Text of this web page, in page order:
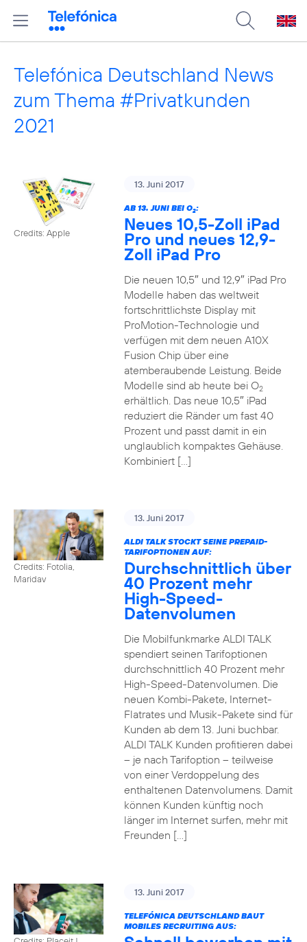
Telefónica Deutschland News
zum Thema #Privatkunden
2021
Credits: Apple
13. Juni 2017
AB 13. JUNI BEI O2:
Neues 10,5-Zoll iPad
Pro und neues 12,9-
Zoll iPad Pro
Die neuen 10,5″ und 12,9″ iPad Pro
Modelle haben das weltweit
fortschrittlichste Display mit
ProMotion-Technologie und
verfügen mit dem neuen A10X
Fusion Chip über eine
atemberaubende Leistung. Beide
Modelle sind ab heute bei O2
erhältlich. Das neue 10,5″ iPad
reduziert die Ränder um fast 40
Prozent und passt damit in ein
unglaublich kompaktes Gehäuse.
Kombiniert […]
Credits: Fotolia,
Maridav
13. Juni 2017
ALDI TALK STOCKT SEINE PREPAID-
TARIFOPTIONEN AUF:
Durchschnittlich über
40 Prozent mehr
High-Speed-
Datenvolumen
Die Mobilfunkmarke ALDI TALK
spendiert seinen Tarifoptionen
durchschnittlich 40 Prozent mehr
High-Speed-Datenvolumen. Die
neuen Kombi-Pakete, Internet-
Flatrates und Musik-Pakete sind für
Kunden ab dem 13. Juni buchbar.
ALDI TALK Kunden profitieren dabei
– je nach Tarifoption – teilweise
von einer Verdoppelung des
enthaltenen Datenvolumens. Damit
können Kunden künftig noch
länger im Internet surfen, mehr mit
Freunden […]
13. Juni 2017
TELEFÓNICA DEUTSCHLAND BAUT
MOBILES RECRUITING AUS: